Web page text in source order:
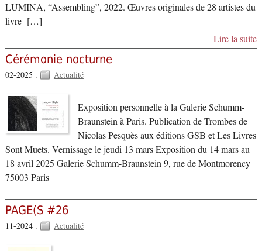
LUMINA, “Assembling”, 2022. Œuvres originales de 28 artistes du
livre […]
Lire la suite
Cérémonie nocturne
02-2025 . Actualité
Exposition personnelle à la Galerie Schumm-
Braunstein à Paris. Publication de Trombes de
Nicolas Pesquès aux éditions GSB et Les Livres
Sont Muets. Vernissage le jeudi 13 mars Exposition du 14 mars au
18 avril 2025 Galerie Schumm-Braunstein 9, rue de Montmorency
75003 Paris
PAGE(S #26
11-2024 . Actualité